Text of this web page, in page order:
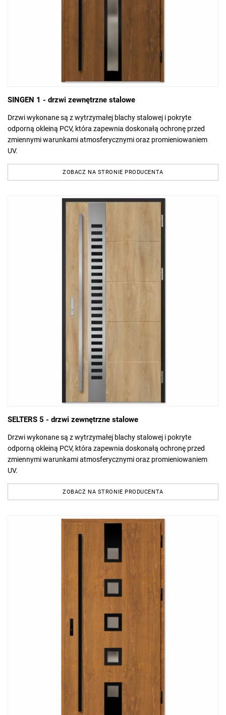
SINGEN 1 - drzwi zewnętrzne stalowe
Drzwi wykonane są z wytrzymałej blachy stalowej i pokryte
odporną okleiną PCV, która zapewnia doskonałą ochronę przed
zmiennymi warunkami atmosferycznymi oraz promieniowaniem
UV.
ZOBACZ NA STRONIE PRODUCENTA
SELTERS 5 - drzwi zewnętrzne stalowe
Drzwi wykonane są z wytrzymałej blachy stalowej i pokryte
odporną okleiną PCV, która zapewnia doskonałą ochronę przed
zmiennymi warunkami atmosferycznymi oraz promieniowaniem
UV.
ZOBACZ NA STRONIE PRODUCENTA